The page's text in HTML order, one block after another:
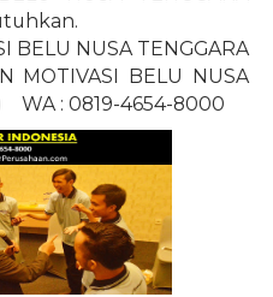
BELU NUSA TENGGARA
MOTIVASI BELU NUSA
WA : 0819-4654-8000